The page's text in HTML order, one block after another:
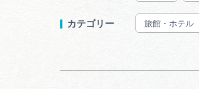
カテゴリー 旅館・ホテル